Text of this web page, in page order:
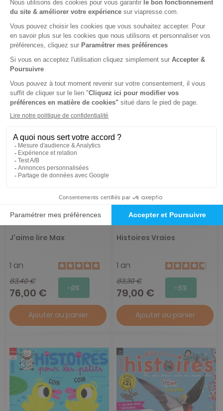
1 an
78 €
76,00 € -3%
Ajouter au panier
1 an
104,25 €
99,00 € -5%
Ajouter au panier
J'aime lire Max
1 an
83,40 €
76,00 € -9%
Ajouter au panier
Histoires Vraies
1 an
83,30 €
79,00 € -5%
Ajouter au panier